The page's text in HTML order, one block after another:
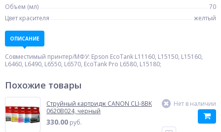
Объем (мл)
70
Цвет красителя
желтый
ОПИСАНИЕ
Совместимый принтер/МФУ: Epson EcoTank L11160, L15150, L15160,
L6460, L6490, L6550, L6570, EcoTank Pro L6580, L15180;
Похожие товары
Струйный картридж CANON CLI-8BK
0620B024, черный
330.00 руб.
Нет в наличии